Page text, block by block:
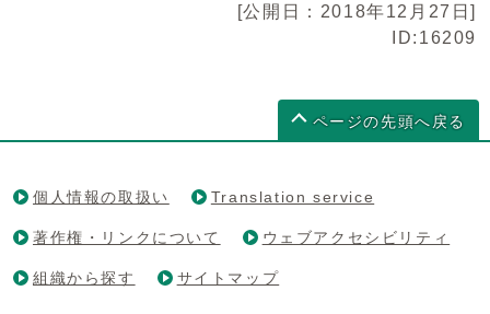
[公開日：2018年12月27日]
ID:16209
ページの先頭へ戻る
個人情報の取扱い Translation service
著作権・リンクについて ウェブアクセシビリティ
組織から探す サイトマップ